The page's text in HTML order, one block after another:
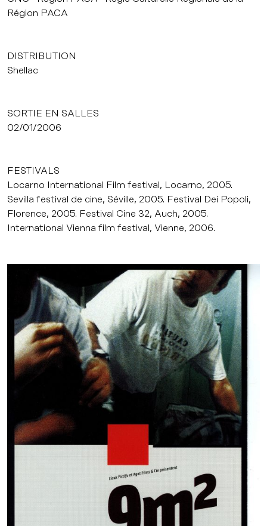
Région PACA
DISTRIBUTION
Shellac
SORTIE EN SALLES
02/01/2006
FESTIVALS
Locarno International Film festival, Locarno, 2005.
Sevilla festival de cine, Séville, 2005. Festival Dei Popoli,
Florence, 2005. Festival Cine 32, Auch, 2005.
International Vienna film festival, Vienne, 2006.